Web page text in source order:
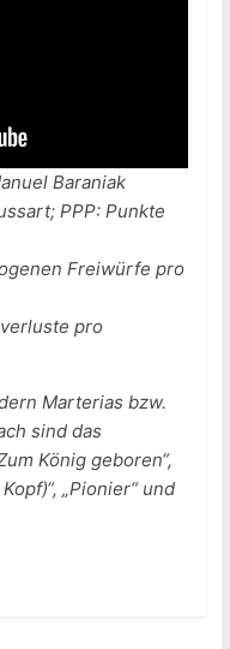
Baraniak
PPP: Punkte
Freiwürfe pro
pro
Marterias bzw.
sind das
König geboren“,
„Pionier“ und